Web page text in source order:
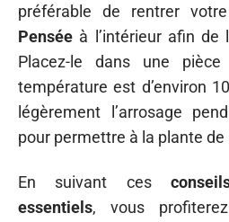
préférable de rentrer votre
Pensée à l’intérieur afin de
Placez-le dans une
température est d’environ
légèrement l’arrosage
pour permettre à la plante de
En suivant ces
essentiels, vous